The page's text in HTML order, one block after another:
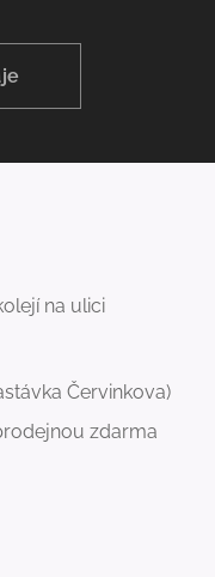
na ulici
Červinkova)
zdarma